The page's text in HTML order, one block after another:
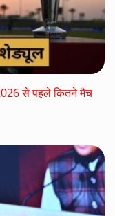
से पहले कितने मैच